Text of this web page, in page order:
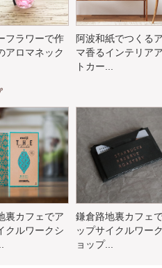
フラワーで作
アロマネック
阿波和紙でつくる
マ香るインテリア
トカー...
裏カフェでア
クルワークシ
鎌倉路地裏カフェ
ップサイクルワー
ョップ...